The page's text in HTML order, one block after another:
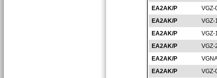
EA2AK/P
VGZ-
EA2AK/P
VGZ-
EA2AK/P
VGZ-
EA2AK/P
VGZ-
EA2AK/P
EA2AK/P
VGZ-